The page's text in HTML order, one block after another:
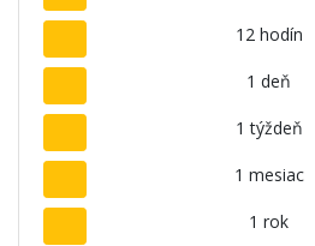
12 hodín
1 deň
1 týždeň
1 mesiac
1 rok